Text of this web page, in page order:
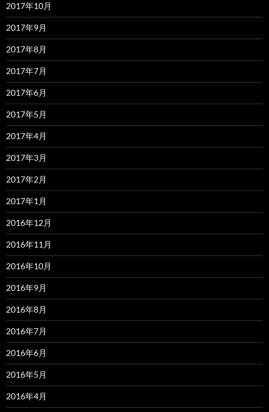
2017年10月
2017年9月
2017年8月
2017年7月
2017年6月
2017年5月
2017年4月
2017年3月
2017年2月
2017年1月
2016年12月
2016年11月
2016年10月
2016年9月
2016年8月
2016年7月
2016年6月
2016年5月
2016年4月